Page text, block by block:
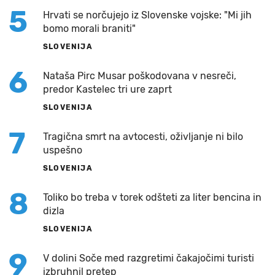
5
Hrvati se norčujejo iz Slovenske vojske: "Mi jih
bomo morali braniti"
SLOVENIJA
6
Nataša Pirc Musar poškodovana v nesreči,
predor Kastelec tri ure zaprt
SLOVENIJA
7
Tragična smrt na avtocesti, oživljanje ni bilo
uspešno
SLOVENIJA
8
Toliko bo treba v torek odšteti za liter bencina in
dizla
SLOVENIJA
9
V dolini Soče med razgretimi čakajočimi turisti
izbruhnil pretep